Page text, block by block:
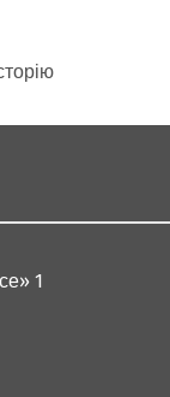
1